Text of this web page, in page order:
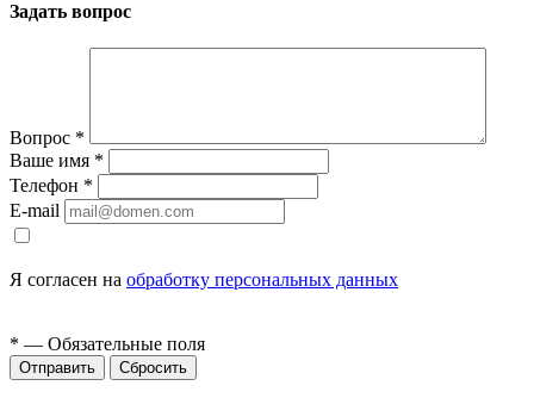
Задать вопрос
Вопрос *
Ваше имя *
Телефон *
E-mail
Я согласен на обработку персональных данных
* — Обязательные поля
Сбросить